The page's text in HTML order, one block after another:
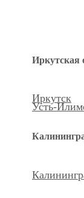
Иркутская
Иркутск
Усть-